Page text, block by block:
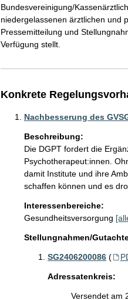
Bundesvereinigung/
niedergelassenen ärztlichen und
Pressemitteilung und
Verfügung stellt.
Konkrete
Nachbesserung des
Beschreibung:
Die DGPT fordert die
Psychotherapeut:innen.
damit Institute und ihre
schaffen können und es
Interessenbereiche:
Gesundheitsversorgung
Stellungnahmen/
SG2406200086 (
Adressatenkreis:
Versendet am